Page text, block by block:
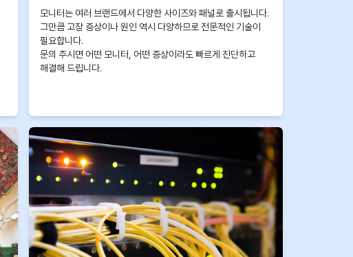
모니터는 여러 브랜드에서 다양한 사이즈와 패널로 출시됩니다.
그만큼 고장 증상이나 원인 역시 다양하므로 전문적인 기술이
필요합니다.
문의 주시면 어떤 모니터, 어떤 증상이라도 빠르게 진단하고
해결해 드립니다.